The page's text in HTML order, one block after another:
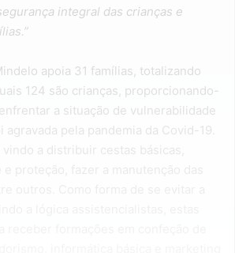
integral das crianças e
apoia 31 famílias, totalizando
124 são crianças, proporcionando-
a situação de vulnerabilidade
pela pandemia da Covid-19.
a distribuir cestas básicas,